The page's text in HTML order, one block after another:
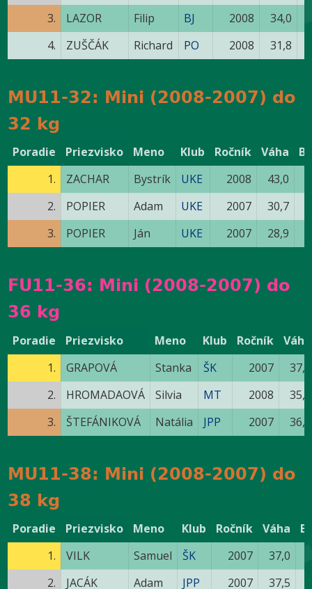
3.
LAZOR Filip BJ 2008
34,0
4.
ZUŠČÁK Richard PO 2008 31,8
MU11-32: Mini (2008-2007) do
32 kg
Poradie Priezvisko Meno Klub Ročník Váha
1.
ZACHAR Bystrík UKE 2008
43,0
2.
POPIER Adam UKE 2007
30,7
3.
POPIER Ján UKE 2007 28,9
FU11-36: Mini (2008-2007) do
36 kg
Poradie Priezvisko Meno Klub Ročník
Váha
1.
GRAPOVÁ Stanka ŠK 2007
37,0
2.
HROMADAOVÁ Silvia MT 2008
35,1
3.
ŠTEFÁNIKOVÁ Natália JPP 2007 36,0
MU11-38: Mini (2008-2007) do
38 kg
Poradie Priezvisko Meno Klub Ročník Váha
1.
VILK Samuel ŠK 2007
37,0
2.
JACÁK Adam JPP 2007
37,5